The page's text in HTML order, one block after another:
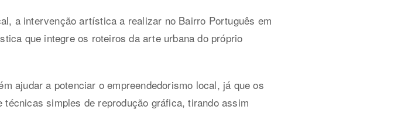
a intervenção artística a realizar no Bairro Português em
que integre os roteiros da arte urbana do próprio
ajudar a potenciar o empreendedorismo local, já que os
simples de reprodução gráfica, tirando assim